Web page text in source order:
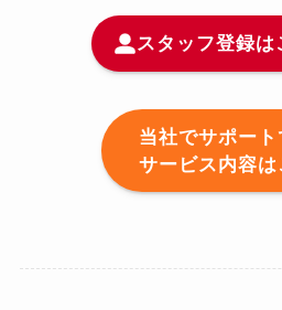
スタッフ登録は
当社でサポート
サービス内容は